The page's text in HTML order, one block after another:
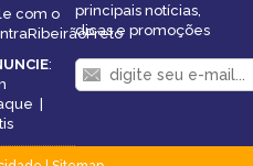
com o
:
|
principais notícias,
dicas e promoções